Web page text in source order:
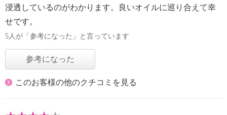
浸透しているのがわかります。良いオイルに巡り合えて幸
せです。
5人が「参考になった」と言っています
参考になった
このお客様の他のクチコミを見る